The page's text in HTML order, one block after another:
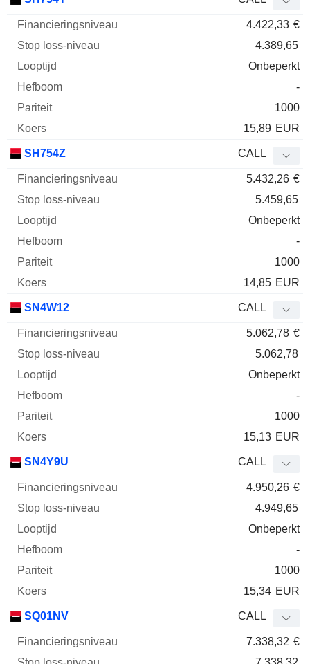
4.422,33 €
4.389,65
Onbeperkt
-
1000
15,89 EUR
SH754Z CALL
5.432,26 €
5.459,65
Onbeperkt
-
1000
14,85 EUR
SN4W12 CALL
5.062,78 €
5.062,78
Onbeperkt
-
1000
15,13 EUR
SN4Y9U CALL
4.950,26 €
4.949,65
Onbeperkt
-
1000
15,34 EUR
SQ01NV CALL
7.338,32 €